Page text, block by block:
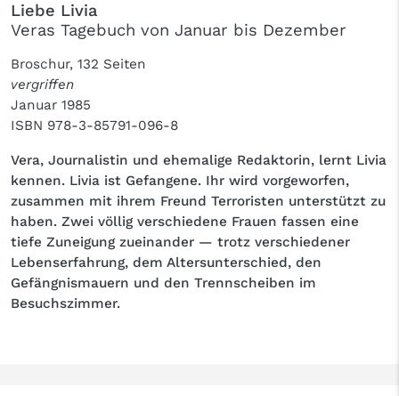
Liebe Livia
Veras Tagebuch von Januar bis Dezember
Broschur, 132 Seiten
vergriffen
Januar 1985
ISBN 978-3-85791-096-8
Vera, Journalistin und ehemalige Redaktorin, lernt Livia
kennen. Livia ist Gefangene. Ihr wird vorgeworfen,
zusammen mit ihrem Freund Terroristen unterstützt zu
haben. Zwei völlig verschiedene Frauen fassen eine
tiefe Zuneigung zueinander — trotz verschiedener
Lebenserfahrung, dem Altersunterschied, den
Gefängnismauern und den Trennscheiben im
Besuchszimmer.